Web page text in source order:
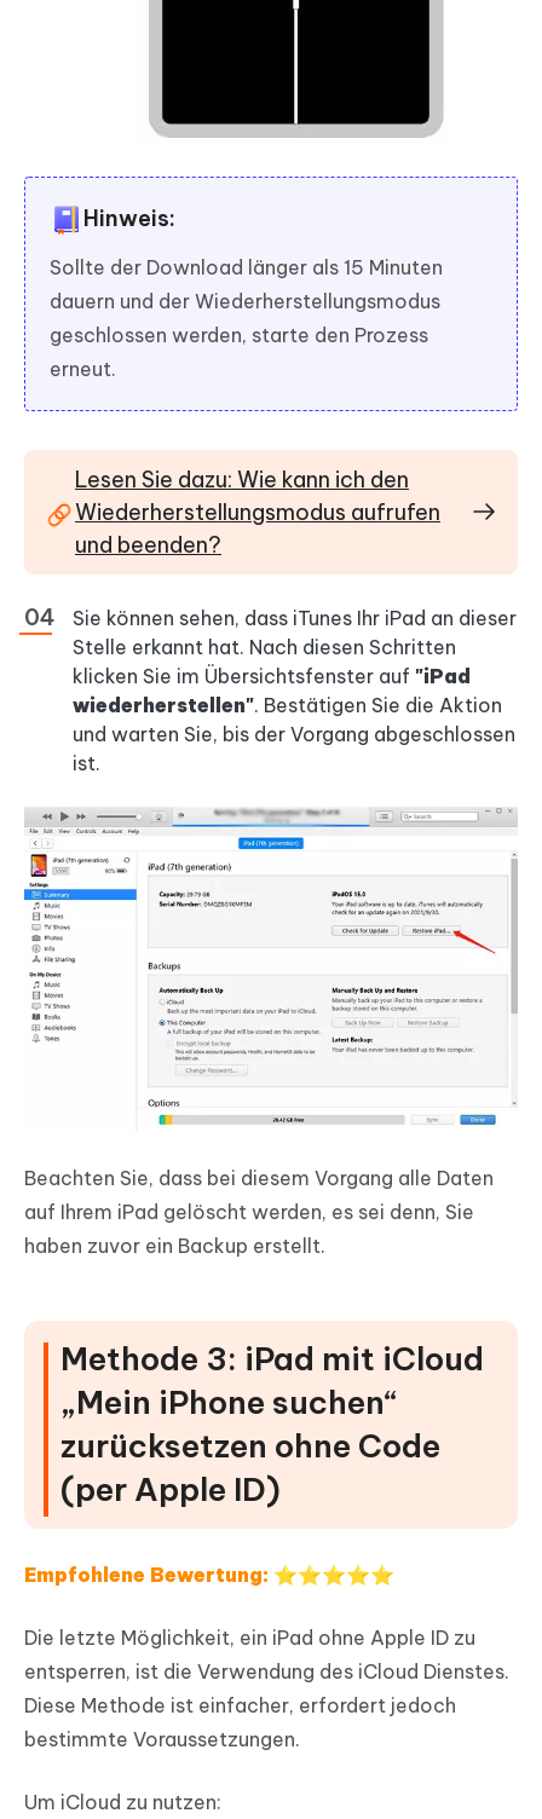
Hinweis:
Sollte der Download länger als 15 Minuten
dauern und der Wiederherstellungsmodus
geschlossen werden, starte den Prozess
erneut.
Lesen Sie dazu: Wie kann ich den
Wiederherstellungsmodus aufrufen
und beenden?
Sie können sehen, dass iTunes Ihr iPad an dieser
Stelle erkannt hat. Nach diesen Schritten
klicken Sie im Übersichtsfenster auf "iPad
wiederherstellen". Bestätigen Sie die Aktion
und warten Sie, bis der Vorgang abgeschlossen
ist.
Beachten Sie, dass bei diesem Vorgang alle Daten
auf Ihrem iPad gelöscht werden, es sei denn, Sie
haben zuvor ein Backup erstellt.
Methode 3: iPad mit iCloud
„Mein iPhone suchen“
zurücksetzen ohne Code
(per Apple ID)
Empfohlene Bewertung: ⭐⭐⭐⭐⭐
Die letzte Möglichkeit, ein iPad ohne Apple ID zu
entsperren, ist die Verwendung des iCloud Dienstes.
Diese Methode ist einfacher, erfordert jedoch
bestimmte Voraussetzungen.
Um iCloud zu nutzen: